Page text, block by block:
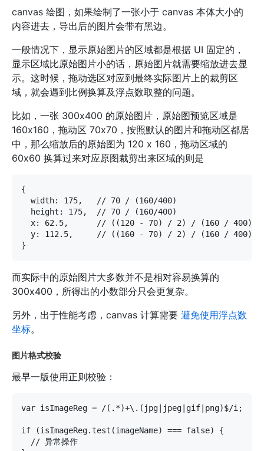
canvas 绘图，如果绘制了一张小于 canvas 本体大小的
内容进去，导出后的图片会带有黑边。
一般情况下，显示原始图片的区域都是根据 UI 固定的，
显示区域比原始图片小的话，原始图片就需要缩放进去显
示。这时候，拖动选区对应到最终实际图片上的裁剪区
域，就会遇到比例换算及浮点数取整的问题。
比如，一张 300x400 的原始图片，原始图预览区域是
160x160，拖动区 70x70，按照默认的图片和拖动区都居
中，那么缩放后的原始图为 120 x 160，拖动区域的
60x60 换算过来对应原图裁剪出来区域的则是
{
  width: 175,   // 70 / (160/400)
  height: 175,  // 70 / (160/400)
  x: 62.5,      // ((120 - 70) / 2) / (160 / 400),
  y: 112.5,     // ((160 - 70) / 2) / (160 / 400),
而实际中的原始图片大多数并不是相对容易换算的
300x400，所得出的小数部分只会更复杂。
另外，出于性能考虑，canvas 计算需要 避免使用浮点数
坐标。
图片格式校验
最早一版使用正则校验：
var isImageReg = /(.*)+\.(jpg|jpeg|gif|png)$/i;
if (isImageReg.test(imageName) === false) {
  // 异常操作